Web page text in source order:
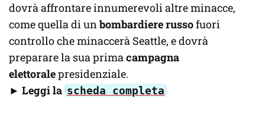
dovrà affrontare innumerevoli altre minacce,
come quella di unbombardiere russofuori
controllo che minaccerà Seattle, e dovrà
preparare la sua primacampagna
elettoralepresidenziale.
► Leggi la scheda completa